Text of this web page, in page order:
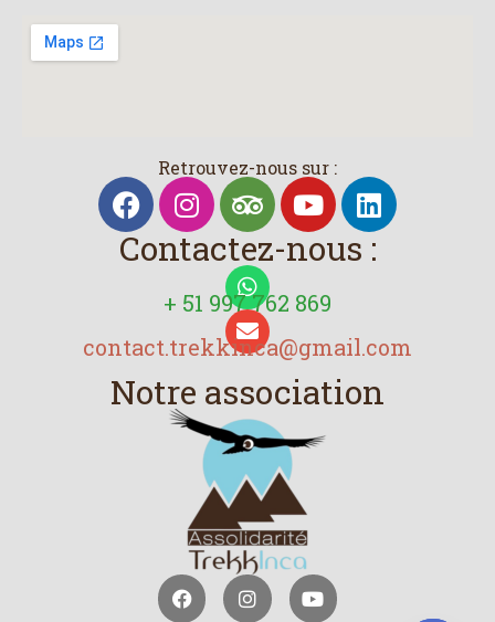
Retrouvez-nous sur :
Contactez-nous :
+ 51 997 762 869
contact.trekkinca@gmail.com
Notre association